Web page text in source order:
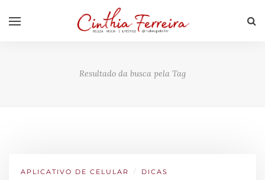
Resultado da busca pela Tag
APLICATIVO DE CELULAR / DICAS